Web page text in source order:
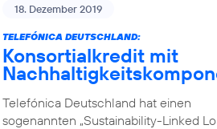
18. Dezember 2019
TELEFÓNICA DEUTSCHLAND:
Konsortialkredit mit
Telefónica Deutschland hat einen
sogenannten „Sustainability-Linked